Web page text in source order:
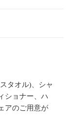
タオル)、シャ
ショナー、ハ
アのご⽤意が